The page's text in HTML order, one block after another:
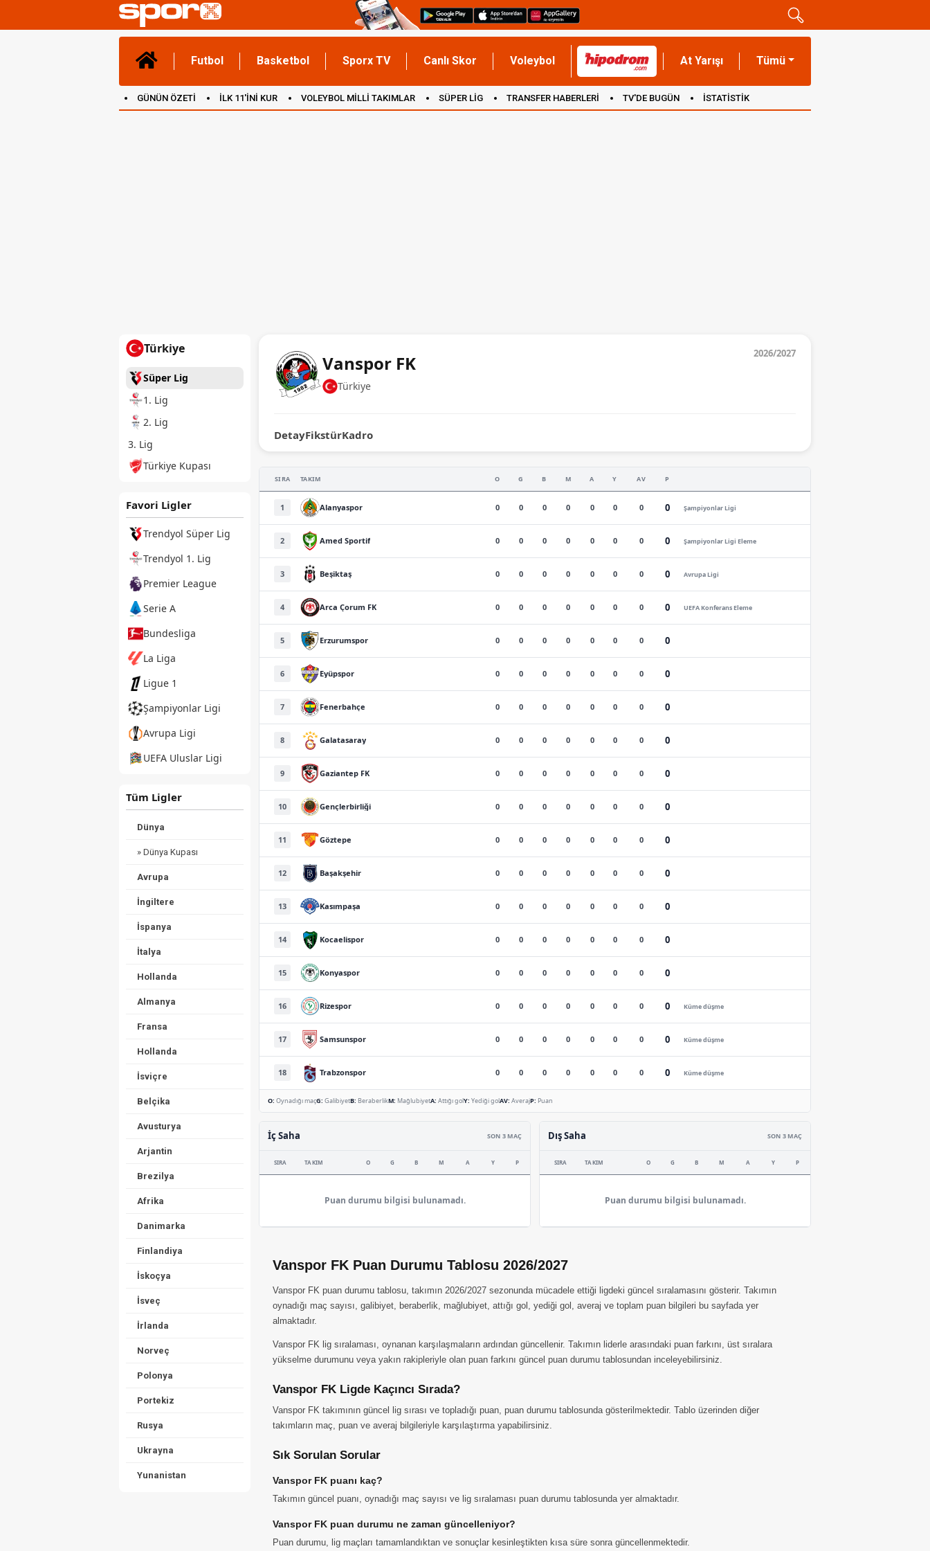
Futbol Basketbol Sporx TV Canlı Skor Voleybol At Yarışı Tümü
GÜNÜN ÖZETİ İLK 11'İNİ KUR VOLEYBOL MİLLİ TAKIMLAR SÜPER LİG TRANSFER HABERLERİ TV'DE BUGÜN İSTATİSTİK
Türkiye
Süper Lig
1. Lig
2. Lig
3. Lig
Türkiye Kupası
Favori Ligler
Trendyol Süper Lig
Trendyol 1. Lig
Premier League
Serie A
Bundesliga
La Liga
Ligue 1
Şampiyonlar Ligi
Avrupa Ligi
UEFA Uluslar Ligi
Tüm Ligler
Dünya
» Dünya Kupası
Avrupa
İngiltere
İspanya
İtalya
Hollanda
Almanya
Fransa
Hollanda
İsviçre
Belçika
Avusturya
Arjantin
Brezilya
Afrika
Danimarka
Finlandiya
İskoçya
İsveç
İrlanda
Norveç
Polonya
Portekiz
Rusya
Ukrayna
Yunanistan
2026/2027
Vanspor FK
Türkiye
DetayFikstürKadro
SIRA TAKIM O G B M A Y AV P
1 Alanyaspor 0 0 0 0 0 0 0 0 Şampiyonlar Ligi
2 Amed Sportif 0 0 0 0 0 0 0 0 Şampiyonlar Ligi Eleme
3 Beşiktaş 0 0 0 0 0 0 0 0 Avrupa Ligi
4 Arca Çorum FK 0 0 0 0 0 0 0 0 UEFA Konferans Eleme
5 Erzurumspor 0 0 0 0 0 0 0 0
6 Eyüpspor 0 0 0 0 0 0 0 0
7 Fenerbahçe 0 0 0 0 0 0 0 0
8 Galatasaray 0 0 0 0 0 0 0 0
9 Gaziantep FK 0 0 0 0 0 0 0 0
10 Gençlerbirliği 0 0 0 0 0 0 0 0
11 Göztepe 0 0 0 0 0 0 0 0
12 Başakşehir 0 0 0 0 0 0 0 0
13 Kasımpaşa 0 0 0 0 0 0 0 0
14 Kocaelispor 0 0 0 0 0 0 0 0
15 Konyaspor 0 0 0 0 0 0 0 0
16 Rizespor 0 0 0 0 0 0 0 0 Küme düşme
17 Samsunspor 0 0 0 0 0 0 0 0 Küme düşme
18 Trabzonspor 0 0 0 0 0 0 0 0 Küme düşme
O: Oynadığı maçG: GalibiyetB: BeraberlikM: MağlubiyetA: Attığı golY: Yediği golAV: AverajP: Puan
İç Saha SON 3 MAÇ
SIRA TAKIM O G B M A Y P
Puan durumu bilgisi bulunamadı.
Dış Saha SON 3 MAÇ
SIRA TAKIM O G B M A Y P
Puan durumu bilgisi bulunamadı.
Vanspor FK Puan Durumu Tablosu 2026/2027
Vanspor FK puan durumu tablosu, takımın 2026/2027 sezonunda mücadele ettiği ligdeki güncel sıralamasını gösterir. Takımın
oynadığı maç sayısı, galibiyet, beraberlik, mağlubiyet, attığı gol, yediği gol, averaj ve toplam puan bilgileri bu sayfada yer
almaktadır.
Vanspor FK lig sıralaması, oynanan karşılaşmaların ardından güncellenir. Takımın liderle arasındaki puan farkını, üst sıralara
yükselme durumunu veya yakın rakipleriyle olan puan farkını güncel puan durumu tablosundan inceleyebilirsiniz.
Vanspor FK Ligde Kaçıncı Sırada?
Vanspor FK takımının güncel lig sırası ve topladığı puan, puan durumu tablosunda gösterilmektedir. Tablo üzerinden diğer
takımların maç, puan ve averaj bilgileriyle karşılaştırma yapabilirsiniz.
Sık Sorulan Sorular
Vanspor FK puanı kaç?
Takımın güncel puanı, oynadığı maç sayısı ve lig sıralaması puan durumu tablosunda yer almaktadır.
Vanspor FK puan durumu ne zaman güncelleniyor?
Puan durumu, lig maçları tamamlandıktan ve sonuçlar kesinleştikten kısa süre sonra güncellenmektedir.